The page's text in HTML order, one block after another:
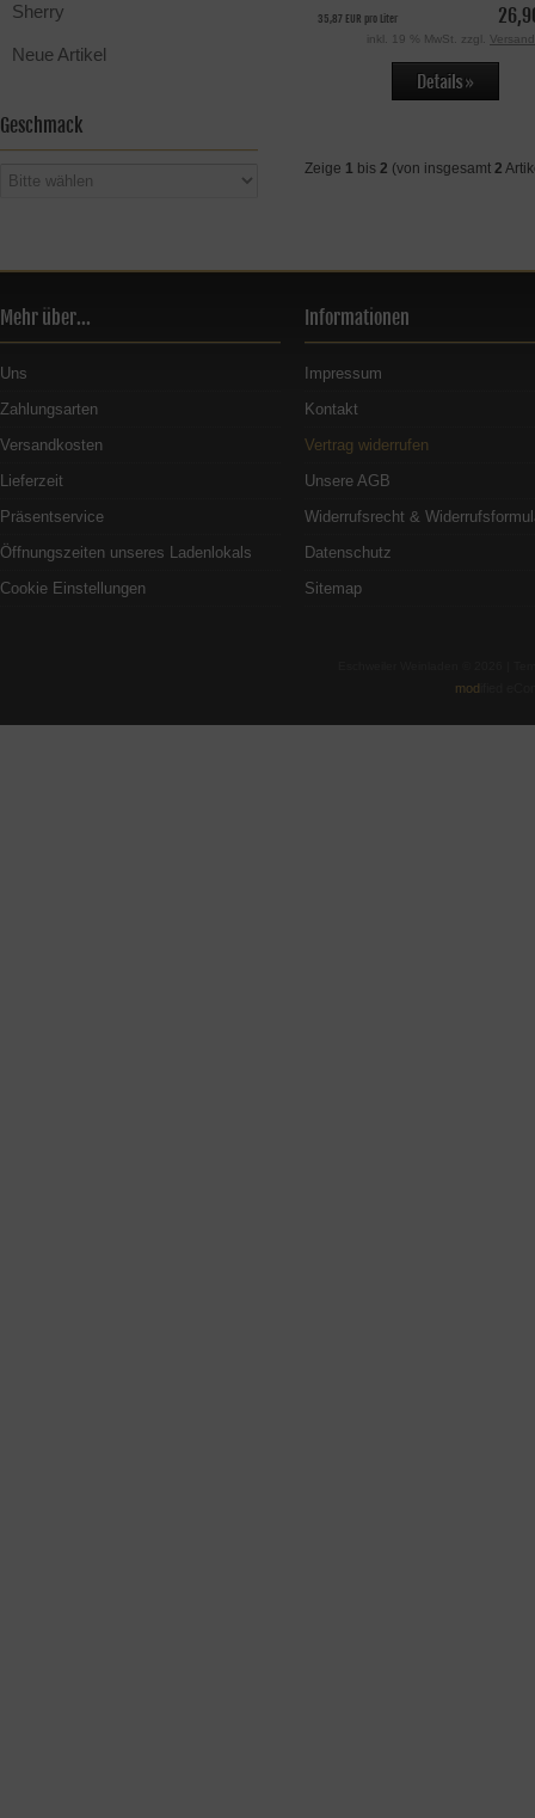
Sherry
Neue Artikel
Geschmack
35,87 EUR pro Liter
inkl. 19 % MwSt. zzgl.
Zeige 1 bis 2 (von insgesamt 2
Mehr über...
Uns
Zahlungsarten
Versandkosten
Lieferzeit
Präsentservice
Öffnungszeiten unseres Ladenlokals
Cookie Einstellungen
Informationen
Impressum
Kontakt
Vertrag widerrufen
Unsere AGB
Widerrufsrecht &
Datenschutz
Sitemap
mod